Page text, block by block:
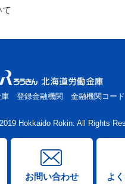
庫 登録金融機関 金融機関コード
Hokkaido Rokin. All Rights
お問い合わせ よ